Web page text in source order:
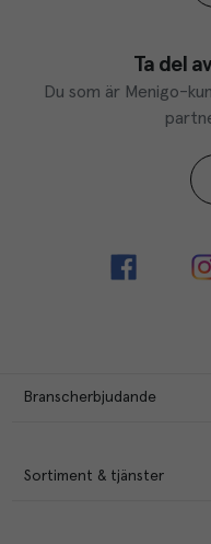
Ta del
Du som är Menigo-
Branscherbjudande
Sortiment & tjänster